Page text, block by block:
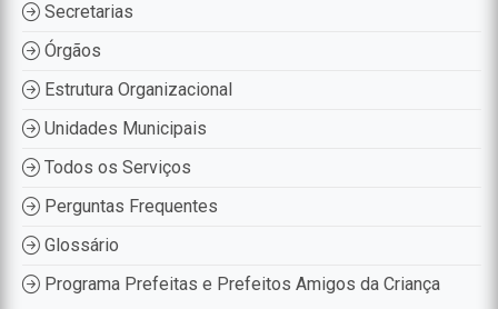
Secretarias
Órgãos
Estrutura Organizacional
Unidades Municipais
Todos os Serviços
Perguntas Frequentes
Glossário
Programa Prefeitas e Prefeitos Amigos da Criança